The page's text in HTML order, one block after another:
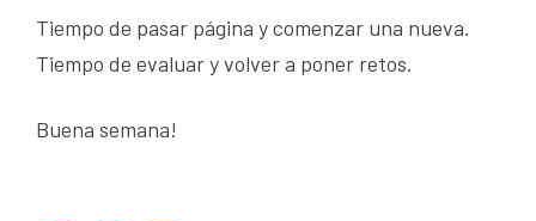
Tiempo de pasar página y comenzar una nueva.
Tiempo de evaluar y volver a poner retos.
Buena semana!